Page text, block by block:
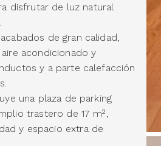
disfrutar de luz natural
de gran calidad,
acondicionado y
y a parte calefacción
una plaza de parking
trastero de 17 m²,
y espacio extra de